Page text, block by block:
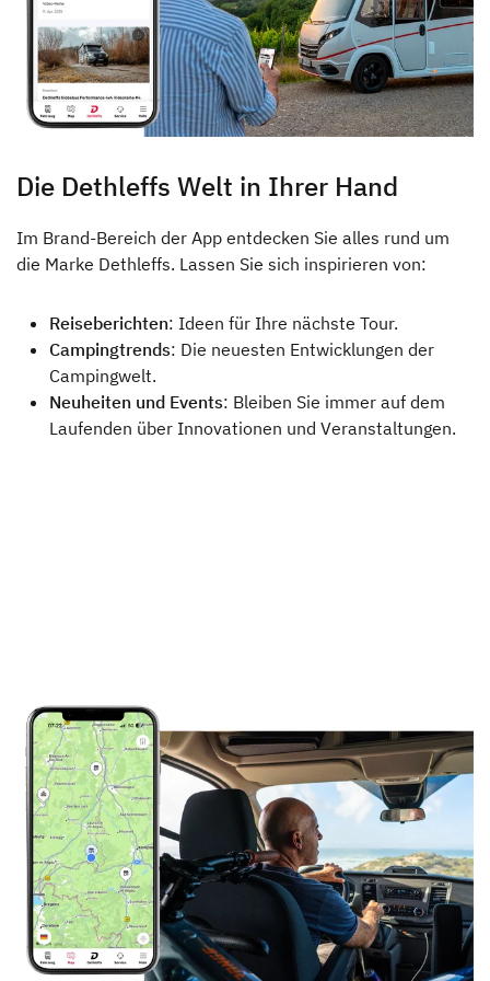
Die Dethleffs Welt in Ihrer Hand
Im Brand-Bereich der App entdecken Sie alles rund um
die Marke Dethleffs. Lassen Sie sich inspirieren von:
Reiseberichten: Ideen für Ihre nächste Tour.
Campingtrends: Die neuesten Entwicklungen der
Campingwelt.
Neuheiten und Events: Bleiben Sie immer auf dem
Laufenden über Innovationen und Veranstaltungen.